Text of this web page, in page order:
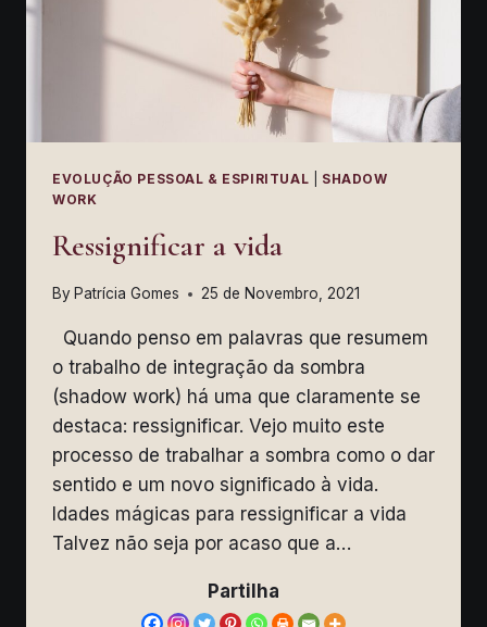
EVOLUÇÃO PESSOAL & ESPIRITUAL
SHADOW
WORK
Ressignificar a vida
By Patrícia Gomes 25 de Novembro, 2021
Quando penso em palavras que resumem
o trabalho de integração da sombra
(shadow work) há uma que claramente se
destaca: ressignificar. Vejo muito este
processo de trabalhar a sombra como o dar
sentido e um novo significado à vida.
Idades mágicas para ressignificar a vida
Talvez não seja por acaso que a…
Partilha